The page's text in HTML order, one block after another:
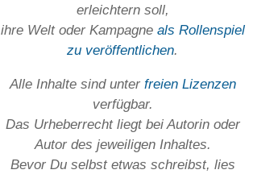
erleichtern soll,
ihre Welt oder Kam­pagne als Rollenspiel
zu ver­öffent­lichen.
Alle Inhalte sind unter freien Lizenzen
verfügbar.
Das Urheber­recht liegt bei Autorin oder
Autor des jeweiligen In­haltes.
Bevor Du selbst etwas schreibst, lies